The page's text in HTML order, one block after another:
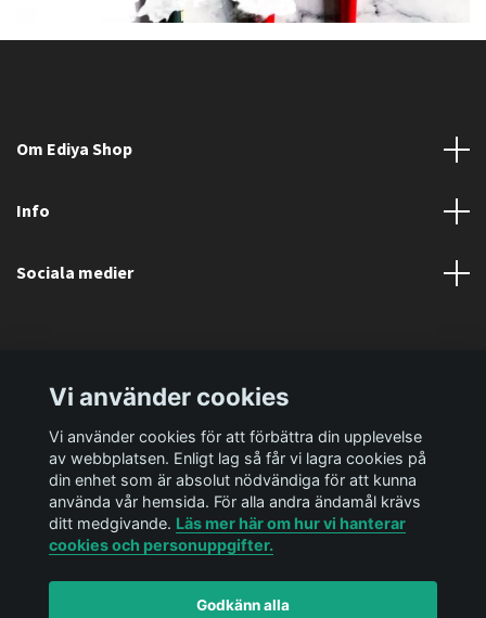
Om Ediya Shop
Info
Sociala medier
Vi använder cookies
Vi använder cookies för att förbättra din upplevelse
av webbplatsen. Enligt lag så får vi lagra cookies på
din enhet som är absolut nödvändiga för att kunna
använda vår hemsida. För alla andra ändamål krävs
ditt medgivande. Läs mer här om hur vi hanterar
cookies och personuppgifter.
Godkänn alla